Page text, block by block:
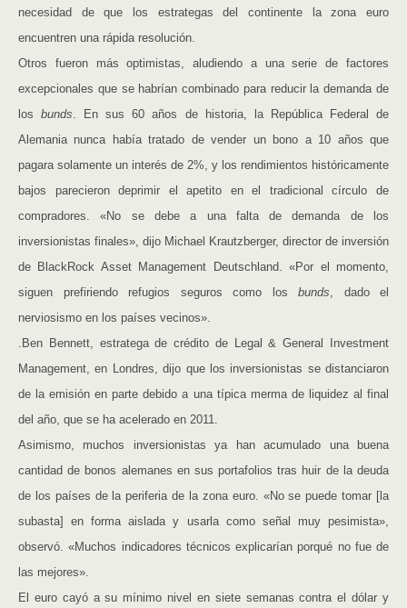
necesidad de que los estrategas del continente la zona euro
encuentren una rápida resolución.
Otros fueron más optimistas, aludiendo a una serie de factores
excepcionales que se habrían combinado para reducir la demanda de
losbunds. En sus 60 años de historia, la República Federal de
Alemania nunca había tratado de vender un bono a 10 años que
pagara solamente un interés de 2%, y los rendimientos históricamente
bajos parecieron deprimir el apetito en el tradicional círculo de
compradores. «No se debe a una falta de demanda de los
inversionistas finales», dijo Michael Krautzberger, director de inversión
de BlackRock Asset Management Deutschland. «Por el momento,
siguen prefiriendo refugios seguros como los bunds, dado el
nerviosismo en los países vecinos».
.Ben Bennett, estratega de crédito de Legal & General Investment
Management, en Londres, dijo que los inversionistas se distanciaron
de la emisión en parte debido a una típica merma de liquidez al final
del año, que se ha acelerado en 2011.
Asimismo, muchos inversionistas ya han acumulado una buena
cantidad de bonos alemanes en sus portafolios tras huir de la deuda
de los países de la periferia de la zona euro. «No se puede tomar [la
subasta] en forma aislada y usarla como señal muy pesimista»,
observó. «Muchos indicadores técnicos explicarían porqué no fue de
las mejores».
El euro cayó a su mínimo nivel en siete semanas contra el dólar y